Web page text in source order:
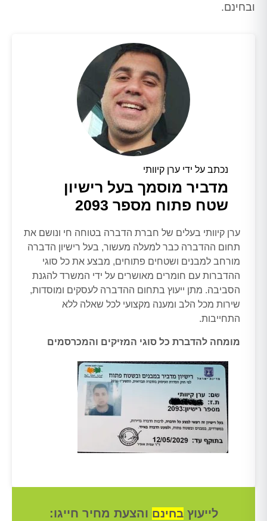
ובחינם.
נכתב על ידי ערן קיוותי
מדביר מוסמך בעל רישיון
שטח פתוח מספר 2093
ערן קיוותי בעלים של חברת הדברה בטוחה חי ונושם את
תחום ההדברה כבר למעלה מעשור, בעל רישיון הדברה
מורחב למבנים ושטחים פתוחים, מבצע את כל סוגי
ההדברות עם חומרים מאושרים על ידי המשרד להגנת
הסביבה. מתן ייעוץ בתחום ההדברה לעסקים ומוסדות,
שירות מכל הלב ומענה מקצועי לכל שאלה ללא
התחייבות.
מומחה להדברת כל סוגי המזיקים והמכרסמים
לייעוץבחינם והצעת מחיר חייגו: